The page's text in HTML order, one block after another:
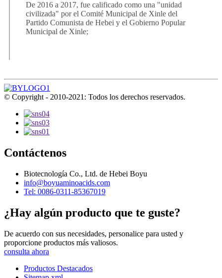
De 2016 a 2017, fue calificado como una "unidad
civilizada" por el Comité Municipal de Xinle del
Partido Comunista de Hebei y el Gobierno Popular
Municipal de Xinle;
© Copyright - 2010-2021: Todos los derechos reservados.
Contáctenos
Biotecnología Co., Ltd. de Hebei Boyu
info@boyuaminoacids.com
Tel: 0086-0311-85367019
¿Hay algún producto que te guste?
De acuerdo con sus necesidades, personalice para usted y
proporcione productos más valiosos.
consulta ahora
Productos Destacados